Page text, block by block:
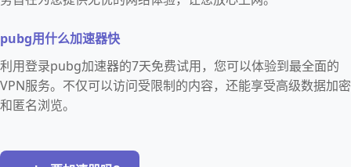
pubg用什么加速器快
利用登录pubg加速器的7天免费试用，您可以体验到最全面的
VPN服务。不仅可以访问受限制的内容，还能享受高级数据加密
和匿名浏览。